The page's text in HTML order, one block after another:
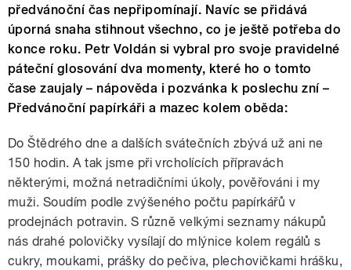
předvánoční čas nepřipomínají. Navíc se přidává
úporná snaha stihnout všechno, co je ještě potřeba do
konce roku. Petr Voldán si vybral pro svoje pravidelné
páteční glosování dva momenty, které ho o tomto
čase zaujaly – nápověda i pozvánka k poslechu zní –
Předvánoční papírkáři a mazec kolem oběda:
Do Štědrého dne a dalších svátečních zbývá už ani ne
150 hodin. A tak jsme při vrcholících přípravách
některými, možná netradičními úkoly, pověřováni i my
muži. Soudím podle zvýšeného počtu papírkářů v
prodejnách potravin. S různě velkými seznamy nákupů
nás drahé polovičky vysílají do mlýnice kolem regálů s
cukry, moukami, prášky do pečiva, plechovičkami hrášku,